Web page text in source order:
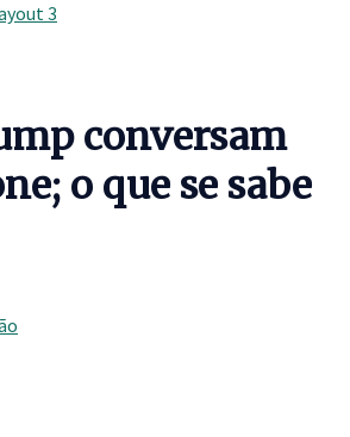
3
conversam
o que se sabe